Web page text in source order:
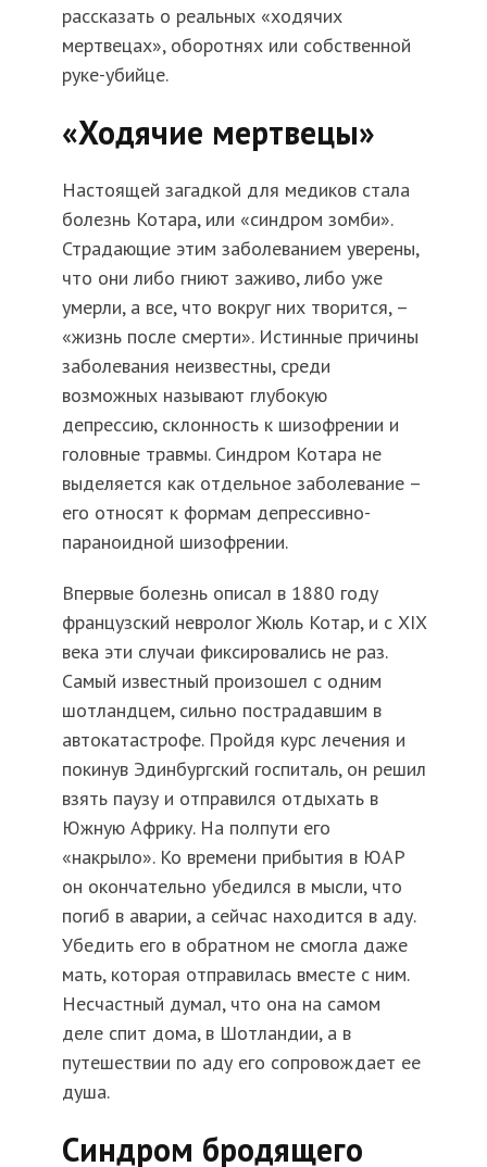
рассказать о реальных «ходячих
мертвецах», оборотнях или собственной
руке-убийце.
«Ходячие мертвецы»
Настоящей загадкой для медиков стала
болезнь Котара, или «синдром зомби».
Страдающие этим заболеванием уверены,
что они либо гниют заживо, либо уже
умерли, а все, что вокруг них творится, –
«жизнь после смерти». Истинные причины
заболевания неизвестны, среди
возможных называют глубокую
депрессию, склонность к шизофрении и
головные травмы. Синдром Котара не
выделяется как отдельное заболевание –
его относят к формам депрессивно-
параноидной шизофрении.
Впервые болезнь описал в 1880 году
французский невролог Жюль Котар, и с XIX
века эти случаи фиксировались не раз.
Самый известный произошел с одним
шотландцем, сильно пострадавшим в
автокатастрофе. Пройдя курс лечения и
покинув Эдинбургский госпиталь, он решил
взять паузу и отправился отдыхать в
Южную Африку. На полпути его
«накрыло». Ко времени прибытия в ЮАР
он окончательно убедился в мысли, что
погиб в аварии, а сейчас находится в аду.
Убедить его в обратном не смогла даже
мать, которая отправилась вместе с ним.
Несчастный думал, что она на самом
деле спит дома, в Шотландии, а в
путешествии по аду его сопровождает ее
душа.
Синдром бродящего